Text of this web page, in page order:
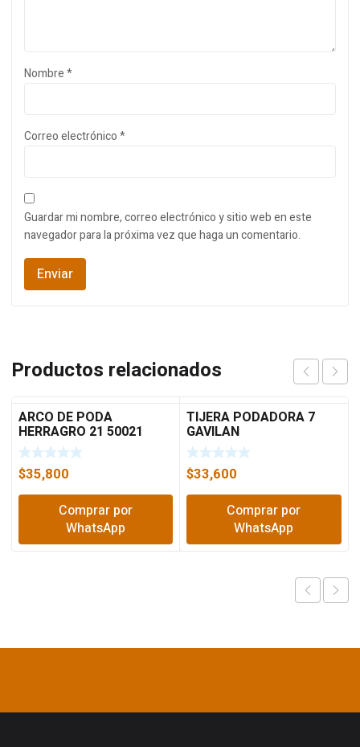
Nombre*
Correo electrónico*
Guardar mi nombre, correo electrónico y sitio web en este
navegador para la próxima vez que haga un comentario.
Productos relacionados
ARCO DE PODA
HERRAGRO 21 50021
$35,800
Comprar por
WhatsApp
TIJERA PODADORA 7
GAVILAN
$33,600
Comprar por
WhatsApp